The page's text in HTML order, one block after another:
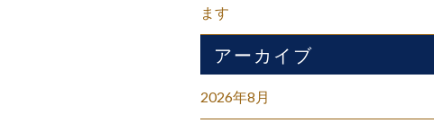
ます
アーカイブ
2026年8月